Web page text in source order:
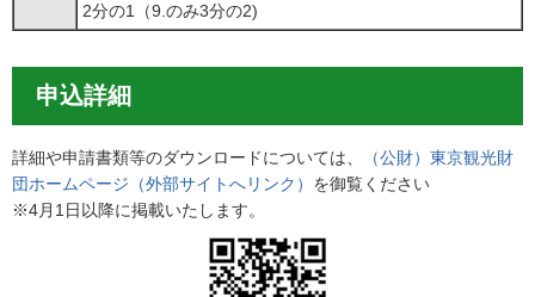
2分の1（9.のみ3分の2)
申込詳細
詳細や申請書類等のダウンロードについては、
（公財）東京観光財
団ホームページ（外部サイトへリンク） を御覧ください
※4月1日以降に掲載いたします。